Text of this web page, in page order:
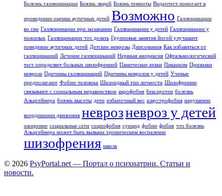
Болезнь галлюцинации Боязнь людей Боязнь темноты Видеотест помогает в
проведении оценки аутичных детей Возможно Галлюцинации
во сне Галлюцинации при засыпании Галлюцинации у детей Галлюцинации у
пожилых Галлюцинации что делать Групповые занятия йогой улучшают
поведение аутичных детей Детские неврозы Дипсомания Как избавиться от
галлюцинаций Лечение галлюцинаций Нервная анорексия Офтальмологический
тест определяет больных шизофренией Панические атаки Пикацизм Признаки
невроза Причины галлюцинаций Причины неврозов у детей Ученые
предполагают Фобии человека Шизоидный тип личности Шизофрению
связывают с социальным неравенством акрофобия бексаротен болезнь
Альцгеймера боязнь высоты дети избыточный вес клаустрофобия нарушение
координации движения неврозневроз у детей
ожирение социальные сети социофобия суицид фобии фобия что болезнь
Альцгеймера может быть вызвана хроническим воспаление
шизофрения школа
© 2026 PsyPortal.net — Портал о психиатрии. Статьи и
новости.